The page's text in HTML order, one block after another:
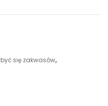
się zakwasów,